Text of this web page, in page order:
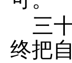
三
终把